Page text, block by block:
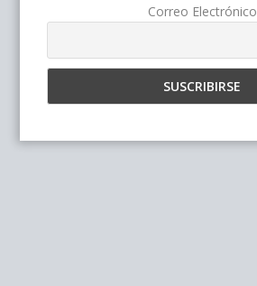
Correo Electrónico